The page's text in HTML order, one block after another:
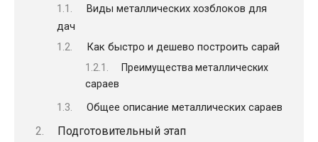
Виды металлических хозблоков для
дач
Как быстро и дешево построить сарай
Преимущества металлических
сараев
Общее описание металлических сараев
Подготовительный этап